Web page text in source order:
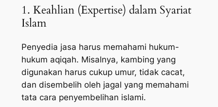
1. Keahlian (Expertise) dalam Syariat
Islam
Penyedia jasa harus memahami hukum-
hukum aqiqah. Misalnya, kambing yang
digunakan harus cukup umur, tidak cacat,
dan disembelih oleh jagal yang memahami
tata cara penyembelihan islami.